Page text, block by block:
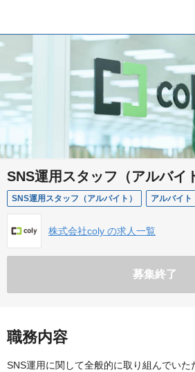
SNS運用スタッフ（アルバイ
SNS運用スタッフ（アルバイト） アルバイト
株式会社coly の求人一覧
募集終了
職務内容
SNS運用に関して全般的に取り組んでいた